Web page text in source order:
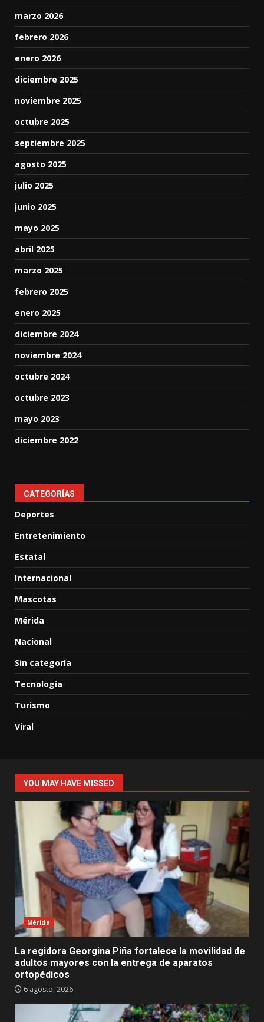
marzo 2026
febrero 2026
enero 2026
diciembre 2025
noviembre 2025
octubre 2025
septiembre 2025
agosto 2025
julio 2025
junio 2025
mayo 2025
abril 2025
marzo 2025
febrero 2025
enero 2025
diciembre 2024
noviembre 2024
octubre 2024
octubre 2023
mayo 2023
diciembre 2022
CATEGORÍAS
Deportes
Entretenimiento
Estatal
Internacional
Mascotas
Mérida
Nacional
Sin categoría
Tecnología
Turismo
Viral
YOU MAY HAVE MISSED
Mérida
La regidora Georgina Piña fortalece la movilidad de
adultos mayores con la entrega de aparatos
ortopédicos
6 agosto, 2026